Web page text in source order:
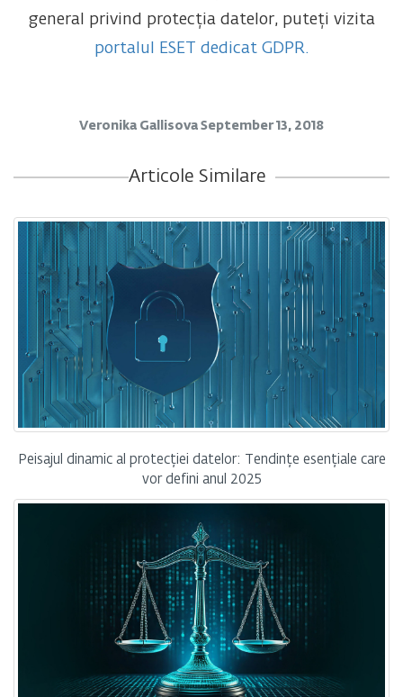
general privind protecția datelor, puteți vizita
portalul ESET dedicat GDPR.
Veronika Gallisova September 13, 2018
Articole Similare
Peisajul dinamic al protecției datelor: Tendințe esențiale care
vor defini anul 2025